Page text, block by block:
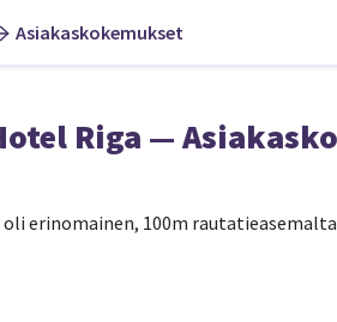
Asiakaskokemukset
Riga —
erinomainen, 100m